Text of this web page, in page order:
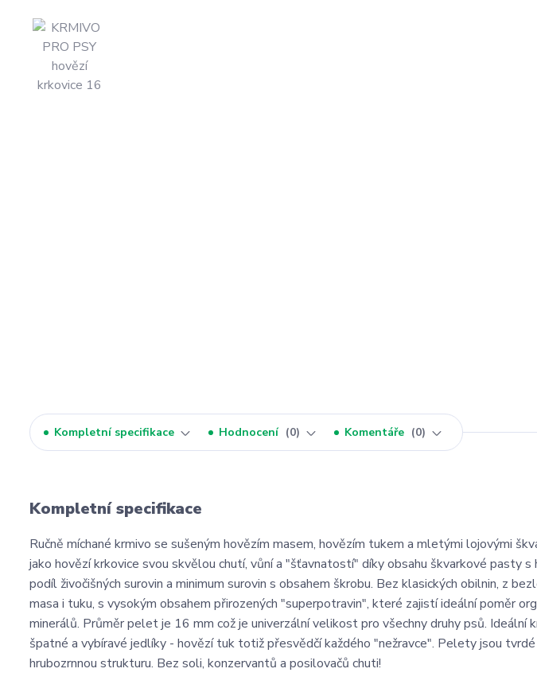
Kompletní specifikace Hodnocení 0 Komentáře 0
Kompletní specifikace
Ručně míchané krmivo se sušeným hovězím masem, hovězím tukem a mletými lojovými
jako hovězí krkovice svou skvělou chutí, vůní a "šťavnatostí" díky obsahu škvarkové pasty
podíl živočišných surovin a minimum surovin s obsahem škrobu. Bez klasických obilnin, z
masa i tuku, s vysokým obsahem přirozených "superpotravin", které zajistí ideální poměr
minerálů. Průměr pelet je 16 mm což je univerzální velikost pro všechny druhy psů. Ideální
špatné a vybíravé jedlíky - hovězí tuk totiž přesvědčí každého "nežravce". Pelety jsou
hrubozrnnou strukturu. Bez soli, konzervantů a posilovačů chuti!